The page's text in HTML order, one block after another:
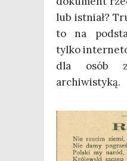
lub ist­niał?
to na
tyl­ko
dla osób
archiwistyką.